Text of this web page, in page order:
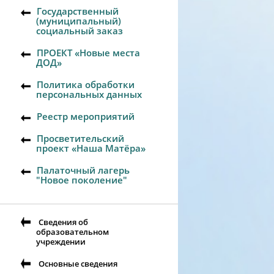
Государственный
(муниципальный)
социальный заказ
ПРОЕКТ «Новые места
ДОД»
Политика обработки
персональных данных
Реестр мероприятий
Просветительский
проект «Наша Матёра»
Палаточный лагерь
"Новое поколение"
Сведения об
образовательном
учреждении
Основные сведения